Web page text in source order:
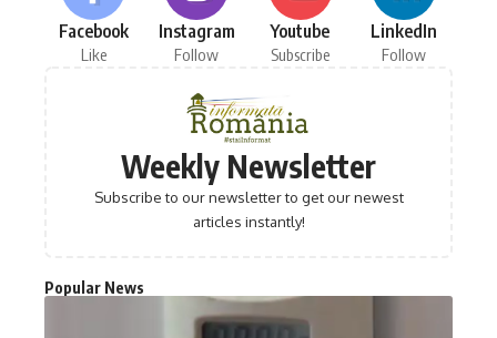
Facebook
Like
Instagram
Follow
Youtube
Subscribe
LinkedIn
Follow
Weekly Newsletter
Subscribe to our newsletter to get our newest
articles instantly!
Popular News